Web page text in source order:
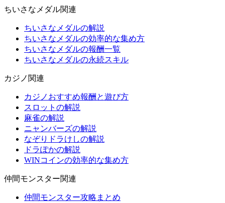
ちいさなメダル関連
ちいさなメダルの解説
ちいさなメダルの効率的な集め方
ちいさなメダルの報酬一覧
ちいさなメダルの永続スキル
カジノ関連
カジノおすすめ報酬と遊び方
スロットの解説
麻雀の解説
ニャンバーズの解説
なぞりドラけしの解説
ドラぽかの解説
WINコインの効率的な集め方
仲間モンスター関連
仲間モンスター攻略まとめ